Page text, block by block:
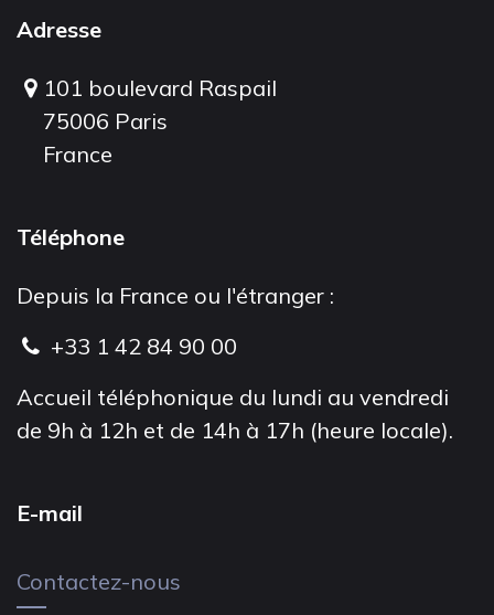
Adresse
101 boulevard Raspail
75006 Paris
France
Téléphone
Depuis la France ou l'étranger :
+33 1 42 84 90 00
Accueil téléphonique du lundi au vendredi
de 9h à 12h et de 14h à 17h (heure locale).
E-mail
Contactez-nous